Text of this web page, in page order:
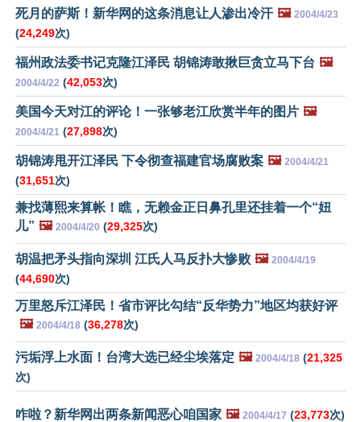
死月的萨斯！新华网的这条消息让人渗出冷汗 🖼️ 2004/4/23
(24,249次)
福州政法委书记克隆江泽民 胡锦涛敢揪巨贪立马下台 🖼️
2004/4/22 (42,053次)
美国今天对江的评论！一张够老江欣赏半年的图片 🖼️
2004/4/21 (27,898次)
胡锦涛甩开江泽民 下令彻查福建官场腐败案 🖼️ 2004/4/21
(31,651次)
兼找薄熙来算帐！瞧，无赖金正日鼻孔里还挂着一个“妞
儿” 🖼️ 2004/4/20 (29,325次)
胡温把矛头指向深圳 江氏人马反扑大惨败 🖼️ 2004/4/19
(44,690次)
万里怒斥江泽民！省市评比勾结“反华势力”地区均获好评
🖼️ 2004/4/18 (36,278次)
污垢浮上水面！台湾大选已经尘埃落定 🖼️ 2004/4/18 (21,325
次)
咋啦？新华网出两条新闻恶心咱国家 🖼️ 2004/4/17 (23,773次)